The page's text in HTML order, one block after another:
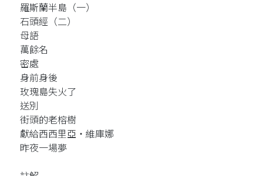
羅斯蘭半島（一）
石頭經（二）
母語
萬餘名
密處
身前身後
玫瑰島失火了
送別
街頭的老榕樹
獻給西西里亞‧維庫娜
昨夜一場夢